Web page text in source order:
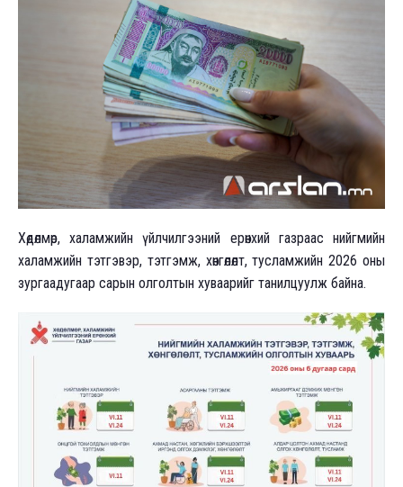
Хөдөлмөр, халамжийн үйлчилгээний ерөнхий газраас нийгмийн
халамжийн тэтгэвэр, тэтгэмж, хөнгөлөлт, тусламжийн 2026 оны
зургаадугаар сарын олголтын хуваарийг танилцуулж байна.